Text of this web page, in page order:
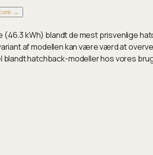
→
(46.3 kWh) blandt de mest prisvenlige
af modellen kan være værd at
hatchback-modeller hos vores